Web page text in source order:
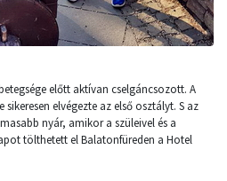
előtt aktívan cselgáncsozott. A
elvégezte az első osztályt. S az
nyár, amikor a szüleivel és a
tölthetett el Balatonfüreden a Hotel